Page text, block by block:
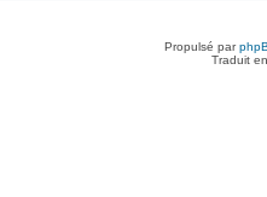
Propulsé par
Traduit